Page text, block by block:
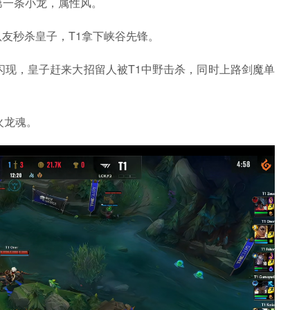
秒杀皇子，T1拿下峡谷先锋。
，皇子赶来大招留人被T1中野击杀，同时上路剑魔单
魂。